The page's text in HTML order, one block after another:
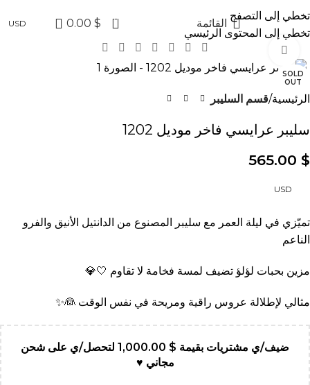
تخطي إلى التصفح
تخطي إلى المحتوى الرئيسي
القائمة 0
0.00 $
USD
SOLD
OUT
Click to enlarge
الرئيسية قسم السليبر
سليبر عرايسي فاخر موديل 1202
565.00 $
USD
تميّزي في ليلة العمر مع سليبر المصنوع من الدانتيل الأنيق والفرو
الناعم
مزين بحبات لؤلؤ تضيف لمسة فخامة لا تقاوم 🤍💎
مثالي لإطلالة عروس راقية ومريحة في نفس الوقت 👰✨
ضيف/ي مشتريات بقيمة 1,000.00 $
لتحصل/ي على شحن
مجاني ♥